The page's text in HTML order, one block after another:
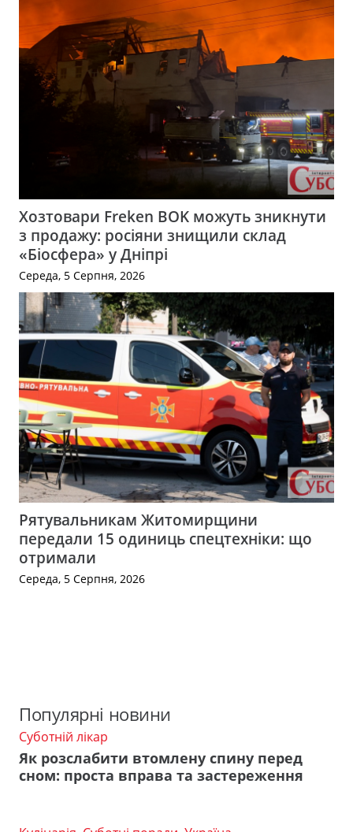
Хозтовари Freken BOK можуть зникнути
з продажу: росіяни знищили склад
«Біосфера» у Дніпрі
Середа, 5 Серпня, 2026
Рятувальникам Житомирщини
передали 15 одиниць спецтехніки: що
отримали
Середа, 5 Серпня, 2026
Популярні новини
Суботній лікар
Як розслабити втомлену спину перед
сном: проста вправа та застереження